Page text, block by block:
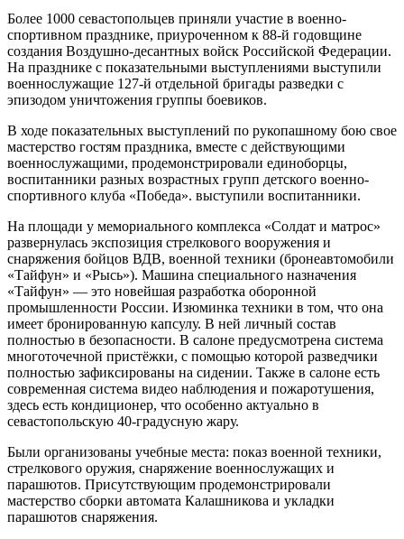
Более 1000 севастопольцев приняли участие в военно-
спортивном празднике, приуроченном к 88-й годовщине
создания Воздушно-десантных войск Российской Федерации.
На празднике с показательными выступлениями выступили
военнослужащие 127-й отдельной бригады разведки с
эпизодом уничтожения группы боевиков.
В ходе показательных выступлений по рукопашному бою свое
мастерство гостям праздника, вместе с действующими
военнослужащими, продемонстрировали единоборцы,
воспитанники разных возрастных групп детского военно-
спортивного клуба «Победа». выступили воспитанники.
На площади у мемориального комплекса «Солдат и матрос»
развернулась экспозиция стрелкового вооружения и
снаряжения бойцов ВДВ, военной техники (бронеавтомобили
«Тайфун» и «Рысь»). Машина специального назначения
«Тайфун» — это новейшая разработка оборонной
промышленности России. Изюминка техники в том, что она
имеет бронированную капсулу. В ней личный состав
полностью в безопасности. В салоне предусмотрена система
многоточечной пристёжки, с помощью которой разведчики
полностью зафиксированы на сидении. Также в салоне есть
современная система видео наблюдения и пожаротушения,
здесь есть кондиционер, что особенно актуально в
севастопольскую 40-градусную жару.
Были организованы учебные места: показ военной техники,
стрелкового оружия, снаряжение военнослужащих и
парашютов. Присутствующим продемонстрировали
мастерство сборки автомата Калашникова и укладки
парашютов снаряжения.